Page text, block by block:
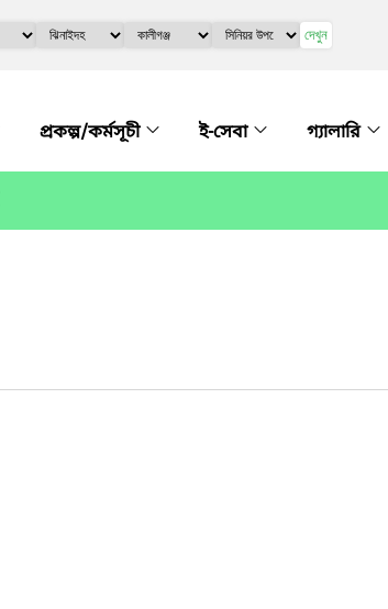
দেখুন
প্রকল্প/কর্মসূচী ই-সেবা গ্যালারি